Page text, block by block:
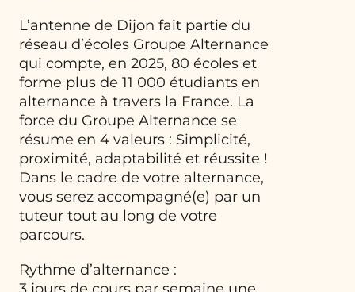
L’antenne de Dijon fait partie du
réseau d’écoles Groupe Alternance
qui compte, en 2025, 80 écoles et
forme plus de 11 000 étudiants en
alternance à travers la France. La
force du Groupe Alternance se
résume en 4 valeurs : Simplicité,
proximité, adaptabilité et réussite !
Dans le cadre de votre alternance,
vous serez accompagné(e) par un
tuteur tout au long de votre
parcours.
Rythme d’alternance :
3 jours de cours par semaine une